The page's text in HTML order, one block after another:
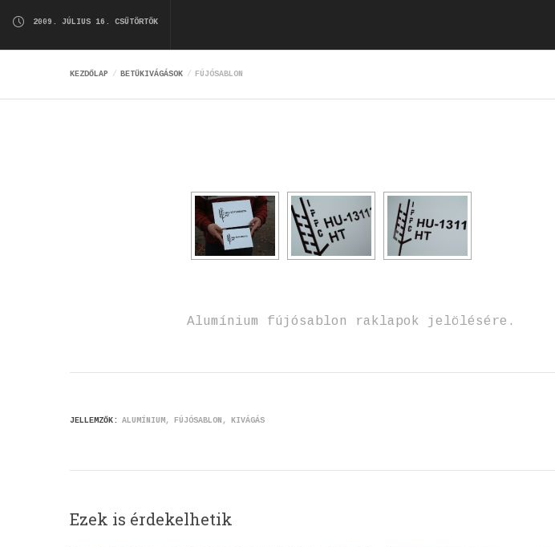
2009. JÚLIUS 16. CSÜTÖRTÖK
KEZDŐLAP BETŰKIVÁGÁSOK FÚJÓSABLON
Alumínium fújósablon raklapok jelölésére.
JELLEMZŐK: ALUMÍNIUM FÚJÓSABLON KIVÁGÁS
Ezek is érdekelhetik